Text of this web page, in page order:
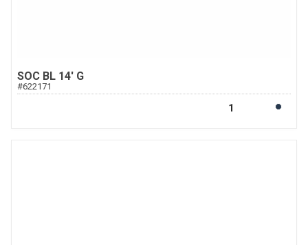
SOC BL 14' G
#622171